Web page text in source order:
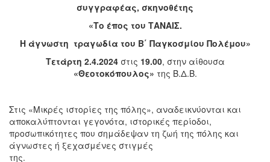
συγγραφέας, σκηνοθέτης
«Το έπος του ΤΑΝΑΙΣ.
Η άγνωστη τραγωδία του Β΄ Παγκοσμίου Πολέμου»
Τετάρτη 2.4.2024 στις 19.00, στην αίθουσα
«Θεοτοκόπουλος» της Β.Δ.Β.
Στις «Μικρές ιστορίες της πόλης», αναδεικνύονται και
αποκαλύπτονται γεγονότα, ιστορικές περίοδοι,
προσωπικότητες που σημάδεψαν τη ζωή της πόλης και
άγνωστες ή ξεχασμένες στιγμές